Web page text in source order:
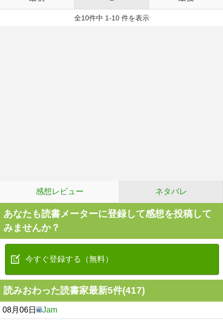
全10件中 1-10 件を表示
感想レビュー ネタバレ
あなたも読書メーターに登録して感想を投稿して
みませんか？
今すぐ登録する（無料）
読みおわった読書家最新5件(417)
08月06日 Jam